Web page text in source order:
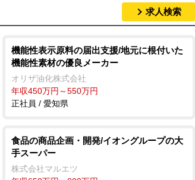
t
e
求人検索
機能性表示原料の届出支援/地元に根付いた
機能性素材の優良メーカー
オリザ油化株式会社
年収450万円～550万円
正社員 / 愛知県
食品の商品企画・開発/イオングループの大
手スーパー
株式会社マルエツ